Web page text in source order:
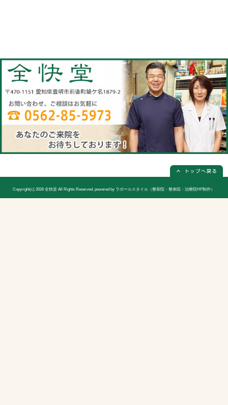
当院へのアクセス情報
全快堂
所在地
〒470-1151 愛知県豊明市前後町鎗ケ
電話番号
0562-85-5973(電話予約は必ず必要に
休診日
日曜日(隔週)お休み
院長
宮木 謙三